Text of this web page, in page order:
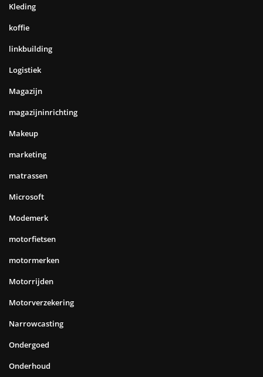
Kleding
koffie
linkbuilding
Logistiek
Magazijn
magazijninrichting
Makeup
marketing
matrassen
Microsoft
Modemerk
motorfietsen
motormerken
Motorrijden
Motorverzekering
Narrowcasting
Ondergoed
Onderhoud